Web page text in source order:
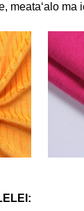
meataʻalo ma